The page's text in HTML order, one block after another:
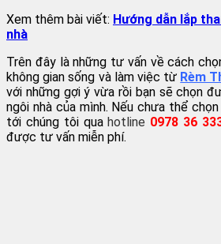
Xem thêm bài viết: Hướng dẫn lắp
nhà
Trên đây là những tư vấn về cách
không gian sống và làm việc từ Rèm
với những gợi ý vừa rồi bạn sẽ chọn
ngôi nhà của mình. Nếu chưa thể
tới chúng tôi quahotline 0978 36
được tư vấn miễn phí.